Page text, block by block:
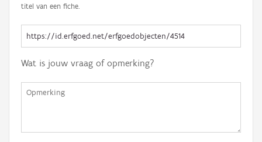
titel van een fiche.
Wat is jouw vraag of opmerking?